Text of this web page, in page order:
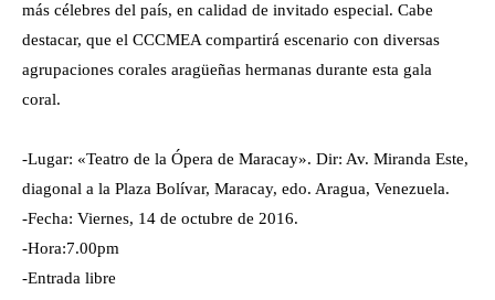
más célebres del país, en calidad de invitado especial. Cabe
destacar, que el CCCMEA compartirá escenario con diversas
agrupaciones corales aragüeñas hermanas durante esta gala
coral.
-Lugar: «Teatro de la Ópera de Maracay». Dir: Av. Miranda Este,
diagonal a la Plaza Bolívar, Maracay, edo. Aragua, Venezuela.
-Fecha: Viernes, 14 de octubre de 2016.
-Hora:7.00pm
-Entrada libre